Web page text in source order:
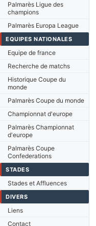
Palmarès Ligue des
champions
Palmarès Europa League
EQUIPES NATIONALES
Equipe de france
Recherche de matchs
Historique Coupe du
monde
Palmarès Coupe du monde
Championnat d'europe
Palmarès Championnat
d'europe
Palmarès Coupe
Confederations
STADES
Stades et Affluences
DIVERS
Liens
Contact